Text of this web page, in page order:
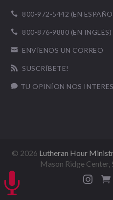
 800-972-5442 (EN
 800-876-9880 (EN INGLÉS)
 ENVÍENOS UN CORREO
 SUSCRÍBETE!
 TU OPINÍON NOS
© 2026 Lutheran Hour
Mason Ridge Center,


